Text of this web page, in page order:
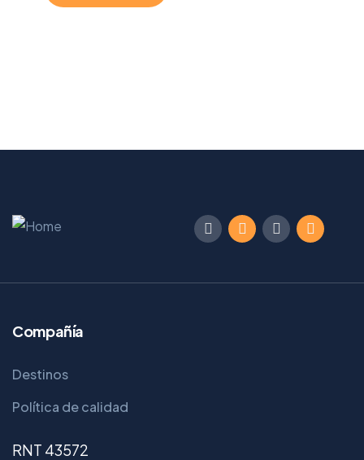
Compañía
Destinos
Política de calidad
RNT 43572